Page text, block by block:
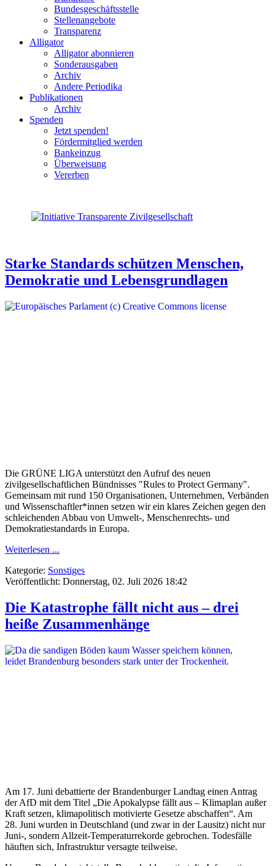
Bundesgeschäftsstelle
Stellenangebote
Transparenz
Alligator
Alligator abonnieren
Sonderausgaben
Archiv
Andere Periodika
Publikationen
Archiv
Spenden
Jetzt spenden!
Fördermitglied werden
Bankeinzug
Überweisung
Vererben
Starke Standards schützen Menschen,
Demokratie und Lebensgrundlagen
Die GRÜNE LIGA unterstützt den Aufruf des neuen
zivilgesellschaftlichen Bündnisses "Rules to Protect Germany".
Gemeinsam mit rund 150 Organisationen, Unternehmen, Verbänden
und Wissenschaftler*innen setzen wir ein klares Zeichen gegen den
schleichenden Abbau von Umwelt-, Menschenrechts- und
Demokratiestandards in Europa.
Weiterlesen ...
Kategorie: Sonstiges
Veröffentlicht: Donnerstag, 02. Juli 2026 18:42
Die Katastrophe fällt nicht aus – drei
heiße Zusammenhänge
Am 17. Juni debattierte der Brandenburger Landtag einen Antrag
der AfD mit dem Titel „Die Apokalypse fällt aus – Klimaplan außer
Kraft setzen, klimapolitisch motivierte Gesetze abschaffen“. Am
28. Juni wurden in Deutschland (und zwar in der Lausitz) nicht nur
Juni-, sondern Allzeit-Temperaturrekorde gebrochen. Todesfälle
häuften sich, Infrastruktur versagte teilweise.